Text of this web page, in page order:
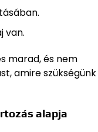
van.
marad, és nem
amire szükségünk
alapja